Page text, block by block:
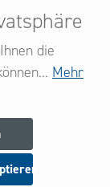
an
Angebote
die
Mehr